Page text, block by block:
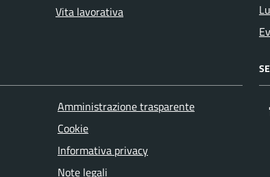
Vita lavorativa
Amministrazione trasparente
Cookie
Informativa privacy
Note legali